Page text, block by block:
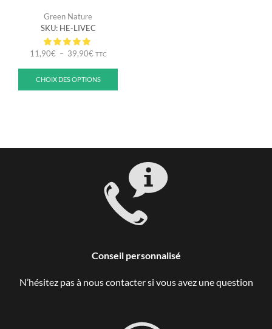
Green Nature
SKU: HE-LIVEC
11,90€ – 39,90€ TTC
CHOIX DES OPTIONS
Conseil personnalisé
N’hésitez pas à nous contacter si vous avez une question